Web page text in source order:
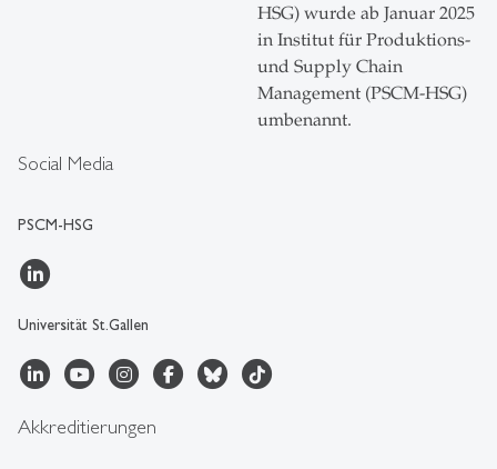
Social Media
PSCM-HSG
Universität St.Gallen
HSG) wurde ab Januar 2025
in Institut für Produktions-
und Supply Chain
Management (PSCM-HSG)
umbenannt.
Akkreditierungen